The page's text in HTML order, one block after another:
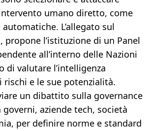
umano diretto, come
L’allegato sul
propone l’istituzione di un Panel
all’interno delle Nazioni
di valutare l’intelligenza
e le sue potenzialità.
un dibattito sulla governance
governi, aziende tech, società
per definire norme e standard